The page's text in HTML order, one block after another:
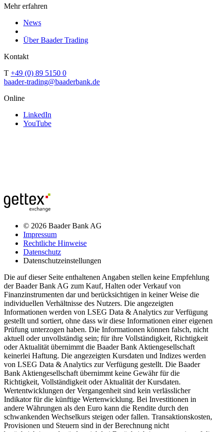
Mehr erfahren
News
Über Baader Trading
Kontakt
T +49 (0) 89 5150 0
baader-trading@baaderbank.de
Online
LinkedIn
YouTube
© 2026 Baader Bank AG
Impressum
Rechtliche Hinweise
Datenschutz
Datenschutzeinstellungen
Die auf dieser Seite enthaltenen Angaben stellen keine Empfehlung
der Baader Bank AG zum Kauf, Halten oder Verkauf von
Finanzinstrumenten dar und berücksichtigen in keiner Weise die
individuellen Verhältnisse des Nutzers. Die angezeigten
Informationen werden von LSEG Data & Analytics zur Verfügung
gestellt und sortiert, ohne dass wir diese Informationen einer eigenen
Prüfung unterzogen haben. Die Informationen können falsch, nicht
aktuell oder unvollständig sein; für ihre Vollständigkeit, Richtigkeit
oder Aktualität übernimmt die Baader Bank Aktiengesellschaft
keinerlei Haftung. Die angezeigten Kursdaten und Indizes werden
von LSEG Data & Analytics zur Verfügung gestellt. Die Baader
Bank Aktiengesellschaft übernimmt keine Gewähr für die
Richtigkeit, Vollständigkeit oder Aktualität der Kursdaten.
Wertentwicklungen der Vergangenheit sind kein verlässlicher
Indikator für die künftige Wertenwicklung. Bei Investitionen in
andere Währungen als den Euro kann die Rendite durch den
schwankenden Wechselkurs steigen oder fallen. Transaktionskosten,
Provisionen und Steuern sind in der Berechnung nicht